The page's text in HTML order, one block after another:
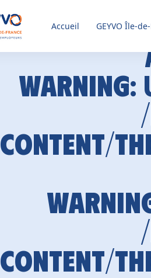
Accueil GEYVOÎle-
Warning:
content/
content/